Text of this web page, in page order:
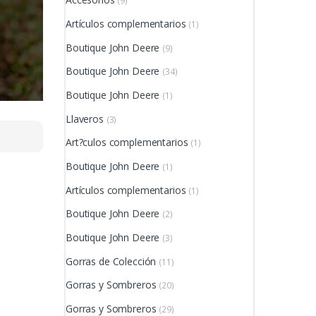
Artículos complementarios (1)
Boutique John Deere (9)
Boutique John Deere (34)
Boutique John Deere (1)
Llaveros (3)
Art?culos complementarios (1)
Boutique John Deere (1)
Artículos complementarios (1)
Boutique John Deere (2)
Boutique John Deere (3)
Gorras de Colección (11)
Gorras y Sombreros (20)
Gorras y Sombreros (29)